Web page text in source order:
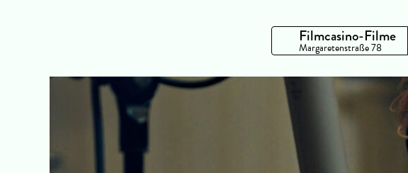
Filmcasino-Filme
Margaretenstraße 78